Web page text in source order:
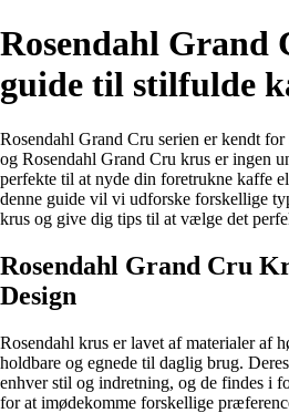
Rosendahl Grand
guide til stilfulde
Rosendahl Grand Cru serien er kendt
og Rosendahl Grand Cru krus er ingen
perfekte til at nyde din foretrukne kaffe
denne guide vil vi udforske forskellige
krus og give dig tips til at vælge det
Rosendahl Grand Cru
Design
Rosendahl krus er lavet af materialer af
holdbare og egnede til daglig brug.
enhver stil og indretning, og de findes i
for at imødekomme forskellige